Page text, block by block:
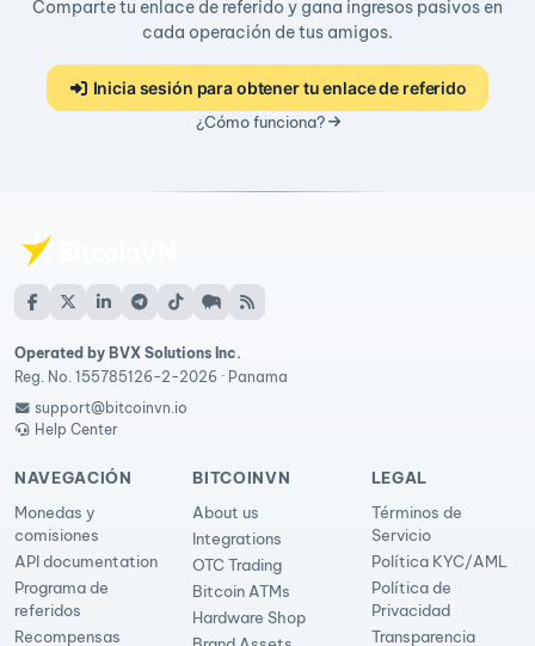
Comparte tu enlace de referido y gana ingresos pasivos en
cada operación de tus amigos.
Inicia sesión para obtener tu enlace de referido
¿Cómo funciona?
Operated by BVX Solutions Inc.
Reg. No. 155785126-2-2026 · Panama
support@bitcoinvn.io
Help Center
NAVEGACIÓN
Monedas y
comisiones
API documentation
Programa de
referidos
Recompensas
BITCOINVN
About us
Integrations
OTC Trading
Bitcoin ATMs
Hardware Shop
LEGAL
Términos de
Servicio
Política KYC/AML
Política de
Privacidad
Transparencia